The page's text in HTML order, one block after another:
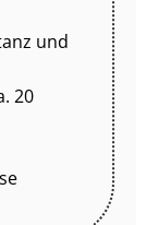
und
20